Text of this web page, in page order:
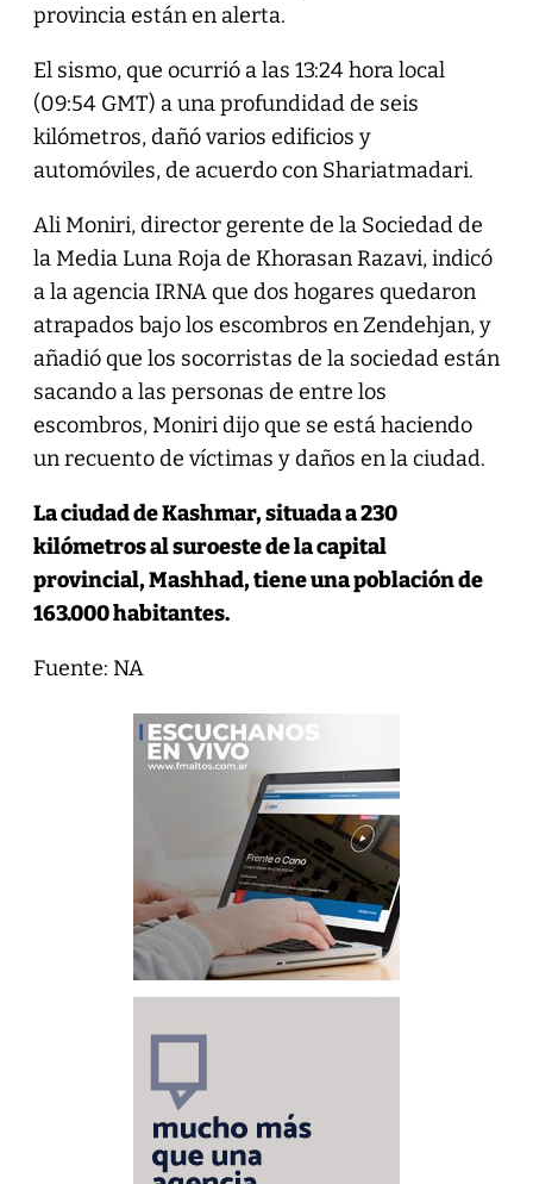
provincia están en alerta.
El sismo, que ocurrió a las 13:24 hora local
(09:54 GMT) a una profundidad de seis
kilómetros, dañó varios edificios y
automóviles, de acuerdo con Shariatmadari.
Ali Moniri, director gerente de la Sociedad de
la Media Luna Roja de Khorasan Razavi, indicó
a la agencia IRNA que dos hogares quedaron
atrapados bajo los escombros en Zendehjan, y
añadió que los socorristas de la sociedad están
sacando a las personas de entre los
escombros, Moniri dijo que se está haciendo
un recuento de víctimas y daños en la ciudad.
La ciudad de Kashmar, situada a 230
kilómetros al suroeste de la capital
provincial, Mashhad, tiene una población de
163.000 habitantes.
Fuente: NA